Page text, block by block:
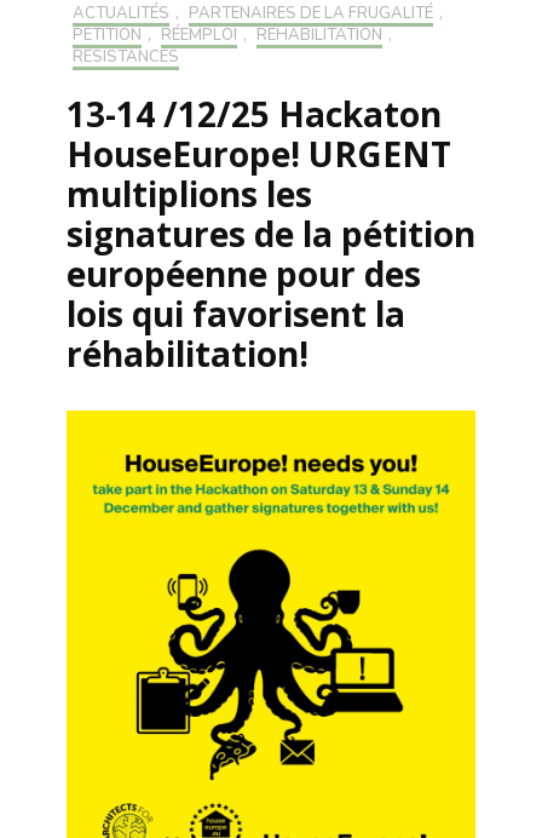
ACTUALITÉS , PARTENAIRES DE LA FRUGALITÉ ,
PÉTITION , RÉEMPLOI , RÉHABILITATION ,
RÉSISTANCES
13-14 /12/25 Hackaton
HouseEurope! URGENT
multiplions les
signatures de la pétition
européenne pour des
lois qui favorisent la
réhabilitation!